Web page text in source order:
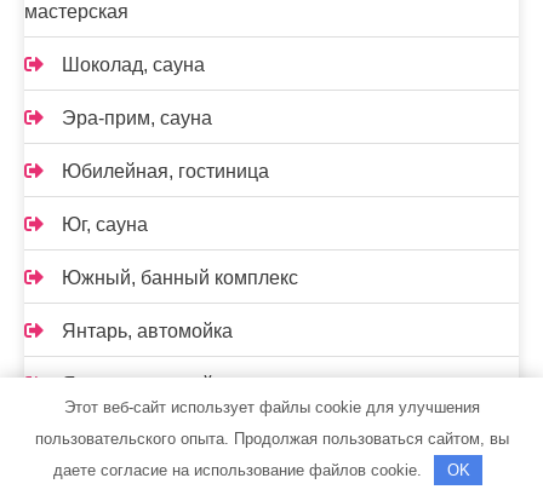
мастерская
Шоколад, сауна
Эра-прим, сауна
Юбилейная, гостиница
Юг, сауна
Южный, банный комплекс
Янтарь, автомойка
Янтарь, автомойка
Читаем по рубрикам
Этот веб-сайт использует файлы cookie для улучшения
пользовательского опыта. Продолжая пользоваться сайтом, вы
даете согласие на использование файлов cookie.
OK